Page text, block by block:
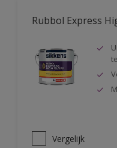
Rubbol Express
Vergelijk